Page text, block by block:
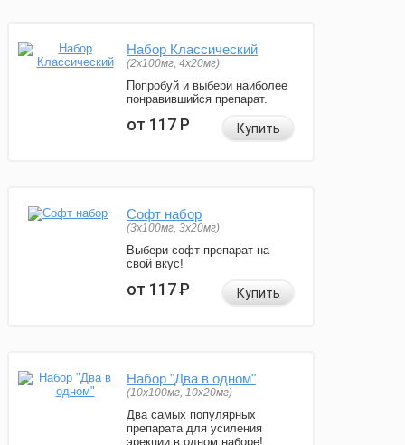
Набор Классический
(2x100мг, 4x20мг)
Попробуй и выбери наиболее
понравившийся препарат.
от 117Р Купить
Софт набор
(3x100мг, 3x20мг)
Выбери софт-препарат на
свой вкус!
от 117Р Купить
Набор "Два в одном"
(10x100мг, 10x20мг)
Два самых популярных
препарата для усиления
эрекции в одном наборе!